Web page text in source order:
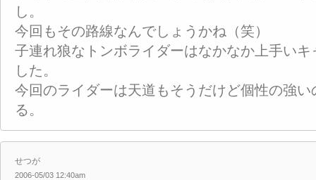
し。
今回もその路線なんでしょうかね（笑）
子連れ狼なトンボライダーはなかなか上手い
した。
今回のライダーは天道もそうだけど個性の強
る。
せつが
2006-05/03 12:40am